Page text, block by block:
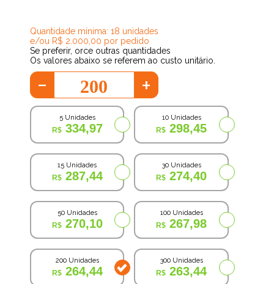
Quantidade mínima: 18 unidades
e/ou R$ 2.000,00 por pedido
Se preferir, orce outras quantidades
Os valores abaixo se referem ao custo unitário.
- +
5 Unidades
334,97
10 Unidades
298,45
15 Unidades
287,44
30 Unidades
274,40
50 Unidades
270,10
100 Unidades
267,98
200 Unidades
264,44
300 Unidades
263,44